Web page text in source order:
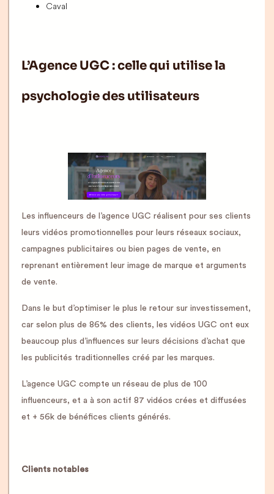
Caval
L’Agence UGC : celle qui utilise la
psychologie des utilisateurs
Les influenceurs de l’agence UGC réalisent pour ses clients
leurs vidéos promotionnelles pour leurs réseaux sociaux,
campagnes publicitaires ou bien pages de vente, en
reprenant entièrement leur image de marque et arguments
de vente.
Dans le but d’optimiser le plus le retour sur investissement,
car selon plus de 86% des clients, les vidéos UGC ont eux
beaucoup plus d’influences sur leurs décisions d’achat que
les publicités traditionnelles créé par les marques.
L’agence UGC compte un réseau de plus de 100
influenceurs, et a à son actif 87 vidéos crées et diffusées
et + 56k de bénéfices clients générés.
Clients notables